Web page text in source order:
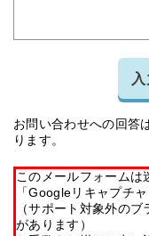
お問い合わせへの回答
ります。
このメールフォームは
「Googleリキャプチ
（サポート対象外の
があります）